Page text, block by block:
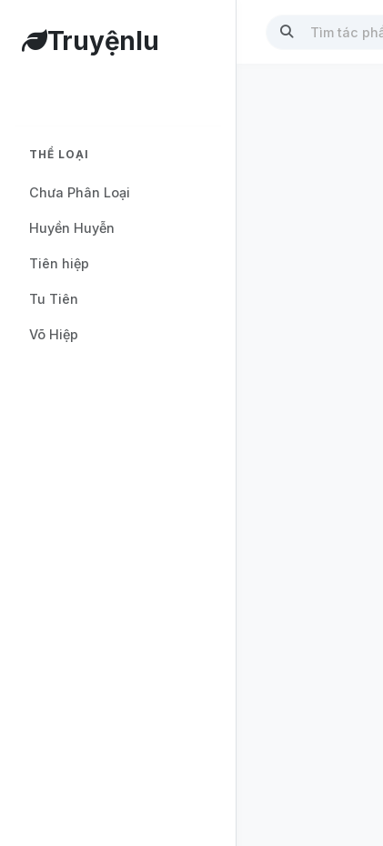
Truyệnlu
THỂ LOẠI
Chưa Phân Loại
Huyền Huyễn
Tiên hiệp
Tu Tiên
Võ Hiệp